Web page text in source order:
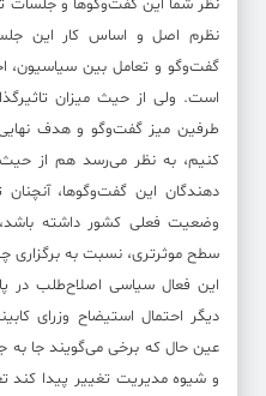
نظر شما این گفت‌وگوها و جلسات
نظرم اصل و اساس کار این
گفت‌وگو و تعامل بین سیاسیون،
است. ولی از حیث میزان
طرفین میز گفت‌وگو و هدف
کنیم، به نظر می‌رسد هم از
دهندگان این گفت‌وگوها، آنچنان
وضعیت فعلی کشور داشته باشد،
سطح موثرتری، نسبت به برگزاری
این فعال سیاسی اصلاح‌طلب در
دیگر احتمال استیضاح وزرای
عین حال که برخی می‌گویند جا به
و شیوه مدیریت تغییر پیدا کند